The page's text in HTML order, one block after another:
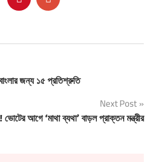
জন্য ১৫ প্রতিশ্রুতি
Next Post
ভোটের আগে ‘মাথা ব্যথা’ বাড়ল প্রাক্তন মন্ত্রীর